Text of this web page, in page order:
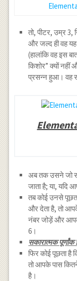
तो, पीटर, उम्र 3,
और जल्द ही वह
(हालांकि वह इस
किशोर” क्यों नहीं
प्रसन्न हुआ। वह
अब तक उसने जो
जाता है; या, यदि
तब कोई उनसे
और देता है, तो
नंबर जोड़ें और
6।
सकारात्मक
फिर कोई पूछता है
तो आपके पास
है।